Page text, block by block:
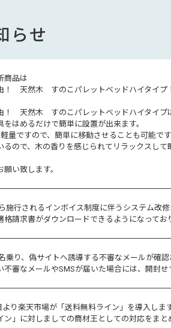
らせ
商品は
！ 天然木 すのこパレットベッドハイタイプ
！ 天然木 すのこパレットベッドハイタイプ
をはめるだけで簡単に設置が出来ます。
量ですので、簡単に移動させることも可能です
るので、木の香りを感じられてリラックスして
い致します。
施行されるインボイス制度に伴うシステム改修
格請求書がダウンロードできるようになってお
乗り、偽サイトへ誘導する不審なメールが確認
不審なメールやSMSが届いた場合には、開封せ
り楽天市場が「送料無料ライン」を導入します
ン」に対しましての商材王としての対応をま